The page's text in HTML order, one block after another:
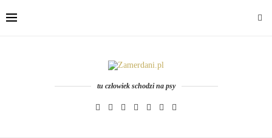
tu człowiek schodzi na psy